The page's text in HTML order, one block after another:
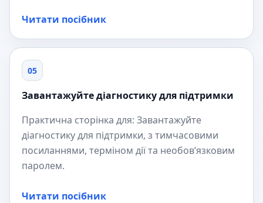
Читати посібник
05
Завантажуйте діагностику для підтримки
Практична сторінка для: Завантажуйте
діагностику для підтримки, з тимчасовими
посиланнями, терміном дії та необов’язковим
паролем.
Читати посібник